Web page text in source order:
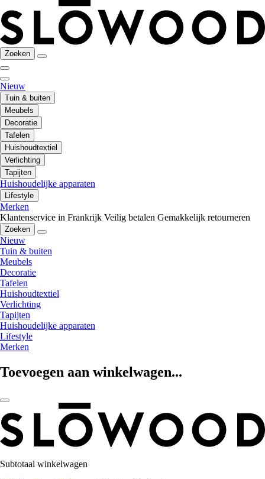
Zoeken
Nieuw
Tuin & buiten
Meubels
Decoratie
Tafelen
Huishoudtextiel
Verlichting
Tapijten
Huishoudelijke apparaten
Lifestyle
Merken
Klantenservice in Frankrijk Veilig betalen Gemakkelijk retourneren
Zoeken
Nieuw
Tuin & buiten
Meubels
Decoratie
Tafelen
Huishoudtextiel
Verlichting
Tapijten
Huishoudelijke apparaten
Lifestyle
Merken
Toevoegen aan winkelwagen...
Subtotaal winkelwagen